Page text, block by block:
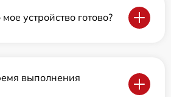
устройство готово?
выполнения